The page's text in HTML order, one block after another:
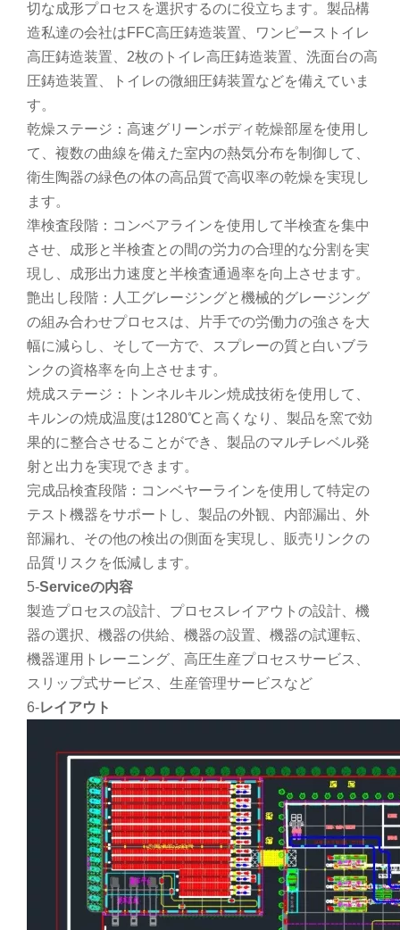
切な成形プロセスを選択するのに役立ちます。製品構
造私達の会社はFFC高圧鋳造装置、ワンピーストイレ
高圧鋳造装置、2枚のトイレ高圧鋳造装置、洗面台の高
圧鋳造装置、トイレの微細圧鋳装置などを備えていま
す。
乾燥ステージ：高速グリーンボディ乾燥部屋を使用し
て、複数の曲線を備えた室内の熱気分布を制御して、
衛生陶器の緑色の体の高品質で高収率の乾燥を実現し
ます。
準検査段階：コンベアラインを使用して半検査を集中
させ、成形と半検査との間の労力の合理的な分割を実
現し、成形出力速度と半検査通過率を向上させます。
艶出し段階：人工グレージングと機械的グレージング
の組み合わせプロセスは、片手での労働力の強さを大
幅に減らし、そして一方で、スプレーの質と白いブラ
ンクの資格率を向上させます。
焼成ステージ：トンネルキルン焼成技術を使用して、
キルンの焼成温度は1280℃と高くなり、製品を窯で効
果的に整合させることができ、製品のマルチレベル発
射と出力を実現できます。
完成品検査段階：コンベヤーラインを使用して特定の
テスト機器をサポートし、製品の外観、内部漏出、外
部漏れ、その他の検出の側面を実現し、販売リンクの
品質リスクを低減します。
5-Serviceの内容
製造プロセスの設計、プロセスレイアウトの設計、機
器の選択、機器の供給、機器の設置、機器の試運転、
機器運用トレーニング、高圧生産プロセスサービス、
スリップ式サービス、生産管理サービスなど
6-レイアウト